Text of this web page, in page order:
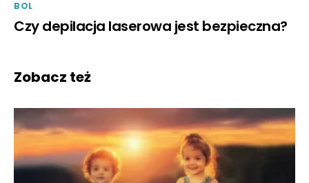
BOL
Czy depilacja laserowa jest bezpieczna?
Zobacz też